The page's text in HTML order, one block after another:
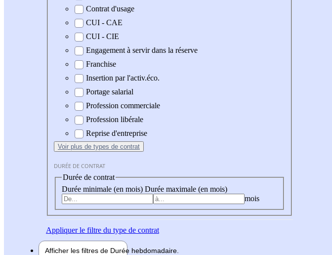
Contrat d'usage
CUI - CAE
CUI - CIE
Engagement à servir dans la réserve
Franchise
Insertion par l'activ.éco.
Portage salarial
Profession commerciale
Profession libérale
Reprise d'entreprise
Voir plus de types de contrat
DURÉE DE CONTRAT
Durée de contrat
Durée minimale (en mois) Durée maximale (en mois)
mois
Appliquerle filtre du type de contrat
Afficher les filtres de Durée hebdomadaire